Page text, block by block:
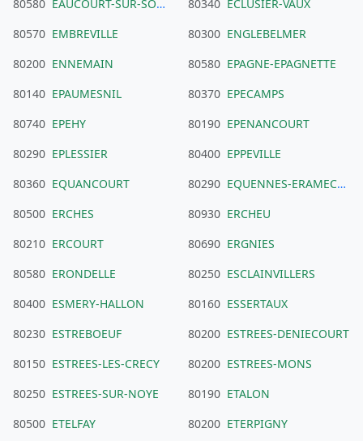
80580 EAUCOURT-SUR-SOMME 80340 ECLUSIER-VAUX
80570 EMBREVILLE 80300 ENGLEBELMER
80200 ENNEMAIN 80580 EPAGNE-EPAGNETTE
80140 EPAUMESNIL 80370 EPECAMPS
80740 EPEHY 80190 EPENANCOURT
80290 EPLESSIER 80400 EPPEVILLE
80360 EQUANCOURT 80290 EQUENNES-ERAMECOURT
80500 ERCHES 80930 ERCHEU
80210 ERCOURT 80690 ERGNIES
80580 ERONDELLE 80250 ESCLAINVILLERS
80400 ESMERY-HALLON 80160 ESSERTAUX
80230 ESTREBOEUF 80200 ESTREES-DENIECOURT
80150 ESTREES-LES-CRECY 80200 ESTREES-MONS
80250 ESTREES-SUR-NOYE 80190 ETALON
80500 ETELFAY 80200 ETERPIGNY